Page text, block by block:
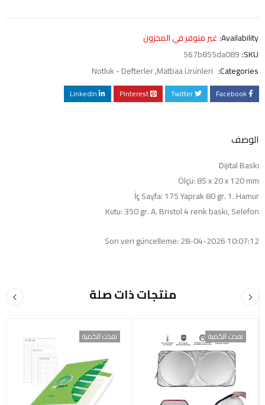
Availability: غير متوفر في المخزون
SKU:
567b855da089
Categories:
Matbaa Ürünleri
,
Notluk - Defterler
Facebook
Twitter
Pinterest
LinkedIn
الوصف
Dijital Baskı
Ölçü: 85 x 20 x 120 mm
İç Sayfa: 175 Yaprak 80 gr. 1. Hamur
Kutu: 350 gr. A. Bristol 4 renk baskı, Selefon
Son veri güncelleme: 28-04-2026 10:07:12
منتجات ذات صلة
نفذت الكمية نفذت الكمية